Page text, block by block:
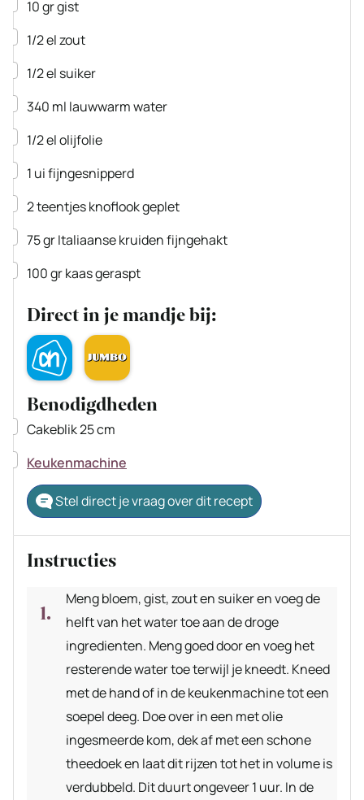
10grgist
▢
1/2elzout
▢
1/2el suiker
▢
340 ml lauwwarm water
▢
1/2elolijfolie
▢
1 uifijngesnipperd
▢
2teentjesknoflookgeplet
▢
75grItaliaanse kruidenfijngehakt
▢
100grkaasgeraspt
Direct in je mandje bij:
Benodigdheden
▢
Cakeblik 25 cm
▢
Keukenmachine
Stel direct je vraag over dit recept
Instructies
Meng bloem, gist, zout en suiker en voeg de
helft van het water toe aan de droge
ingredienten. Meng goed door en voeg het
resterende water toe terwijl je kneedt. Kneed
met de hand of in de keukenmachine tot een
soepel deeg. Doe over in een met olie
ingesmeerde kom, dek af met een schone
theedoek en laat dit rijzen tot het in volume is
verdubbeld. Dit duurt ongeveer 1 uur. In de